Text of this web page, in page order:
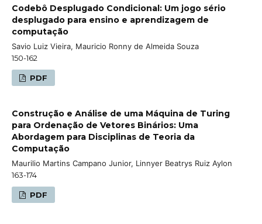
Codebô Desplugado Condicional: Um jogo sério
desplugado para ensino e aprendizagem de
computação
Savio Luiz Vieira, Mauricio Ronny de Almeida Souza
150-162
PDF
Construção e Análise de uma Máquina de Turing
para Ordenação de Vetores Binários: Uma
Abordagem para Disciplinas de Teoria da
Computação
Maurilio Martins Campano Junior, Linnyer Beatrys Ruiz Aylon
163-174
PDF